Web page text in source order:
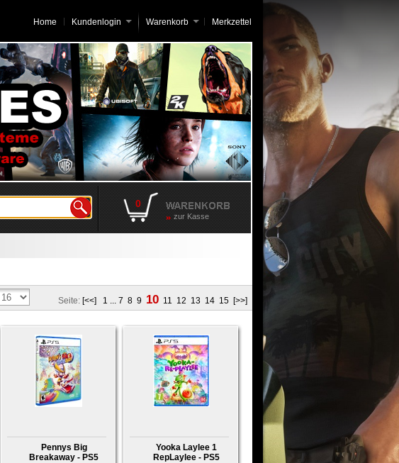
Home Kundenlogin Merkzettel
Warenkorb
0
zur Kasse
Seite: [<<] 1 ... 7 8 9 10 11 12 13 14 15 [>>]
Pennys Big
Breakaway - PS5
Yooka Laylee 1
RepLaylee - PS5